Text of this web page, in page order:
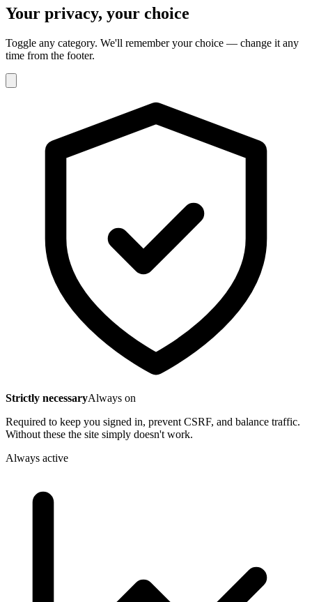
Your privacy, your choice
Toggle any category. We'll remember your choice — change it any
time from the footer.
Strictly necessaryAlways on
Required to keep you signed in, prevent CSRF, and balance traffic.
Without these the site simply doesn't work.
Always active